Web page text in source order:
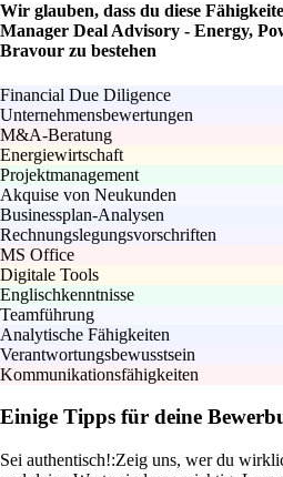
Wir glauben, dass du diese
Manager Deal Advisory - Energy,
Bravour zu bestehen
Financial Due Diligence
Unternehmensbewertungen
M&A-Beratung
Energiewirtschaft
Projektmanagement
Akquise von Neukunden
Businessplan-Analysen
Rechnungslegungsvorschriften
MS Office
Digitale Tools
Englischkenntnisse
Teamführung
Analytische Fähigkeiten
Verantwortungsbewusstsein
Kommunikationsfähigkeiten
Einige Tipps für deine
Sei authentisch!:Zeig uns, wer du